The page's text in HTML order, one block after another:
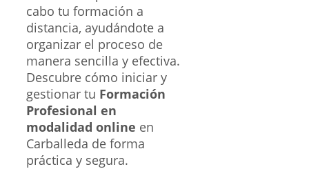
cabo tu formación a
distancia, ayudándote a
organizar el proceso de
manera sencilla y efectiva.
Descubre cómo iniciar y
gestionar tu Formación
Profesional en
modalidad online en
Carballeda de forma
práctica y segura.